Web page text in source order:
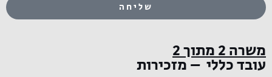
שליחה
משרה 2 מתוך 2
עובד כללי – מזכירות